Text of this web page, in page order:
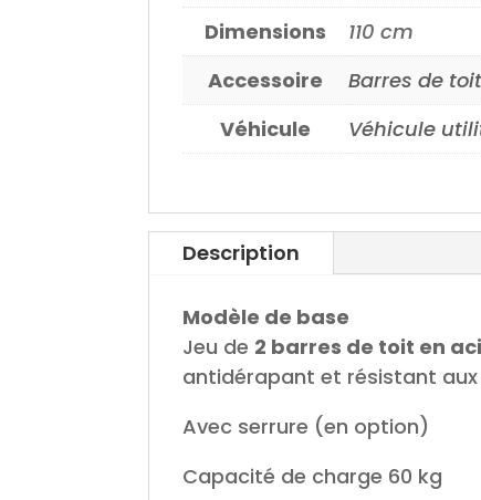
Dimensions
110 cm
Accessoire
Barres de toit
Véhicule
Véhicule
Description
Modèle de base
Jeu de 2 barres de toit en
antidérapant et résistant aux
Avec serrure (en option)
Capacité de charge 60 kg